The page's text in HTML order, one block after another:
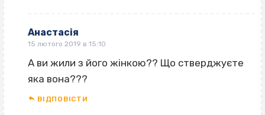
Анастасія
15 лютого 2019 в 15:10
А ви жили з його жінкою?? Що стверджуєте
яка вона???
ВІДПОВІCТИ